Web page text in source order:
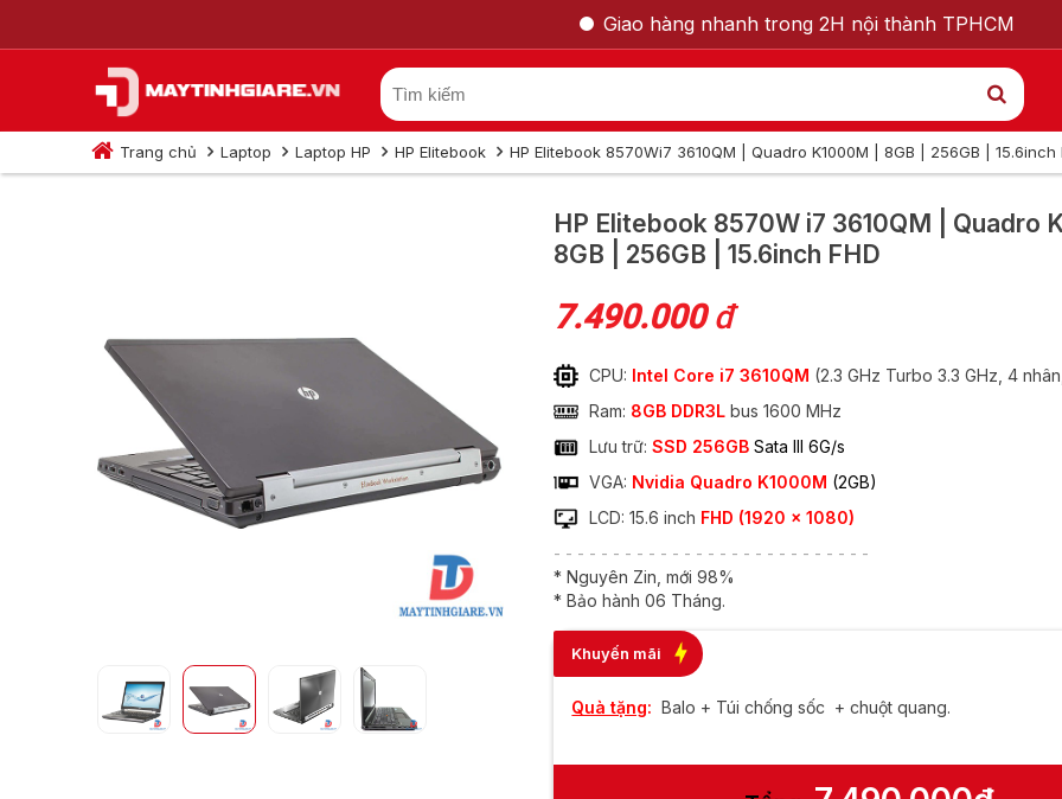
Giao hàng nhanh trong 2H nội thành TPHCM
Trang chủ Laptop Laptop HP HP Elitebook HP Elitebook 8570Wi7 3610QM | Quadro K1000M | 8GB | 256GB | 15.6inch
HP Elitebook 8570W i7 3610QM | Quadro
8GB | 256GB | 15.6inch FHD
7.490.000đ
CPU: Intel Core i7 3610QM (2.3 GHz Turbo 3.3 GHz, 4
Ram: 8GB DDR3L bus 1600 MHz
Lưu trữ:SSD 256GBSata III 6G/s
VGA: Nvidia Quadro K1000M (2GB)
LCD: 15.6 inch FHD (1920 x 1080)
- - - - - - - - - - - - - - - - - - - - - - - - - - -
* Nguyên Zin, mới 98%
* Bảo hành 06 Tháng.
Khuyến mãi
Quà tặng: Balo + Túi chống sốc + chuột quang.
HP Elitebook 8570W i7 3610QM |
Quadro K1000M | 8GB | 256GB |
15.6inch FHD
Nam Nữ